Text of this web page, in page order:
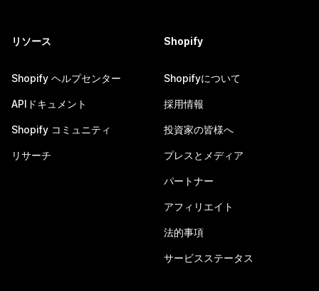
リソース
Shopify ヘルプセンター
APIドキュメント
Shopify コミュニティ
リサーチ
Shopify
Shopifyについて
採用情報
投資家の皆様へ
プレスとメディア
パートナー
アフィリエイト
法的事項
サービスステータス